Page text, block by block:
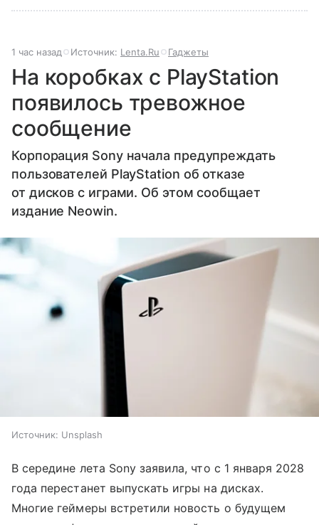
1 час назад Источник: Lenta.Ru Гаджеты
На коробках с PlayStation
появилось тревожное
сообщение
Корпорация Sony начала предупреждать
пользователей PlayStation об отказе
от дисков с играми. Об этом сообщает
издание Neowin.
Источник: Unsplash
В середине лета Sony заявила, что с 1 января 2028
года перестанет выпускать игры на дисках.
Многие геймеры встретили новость о будущем